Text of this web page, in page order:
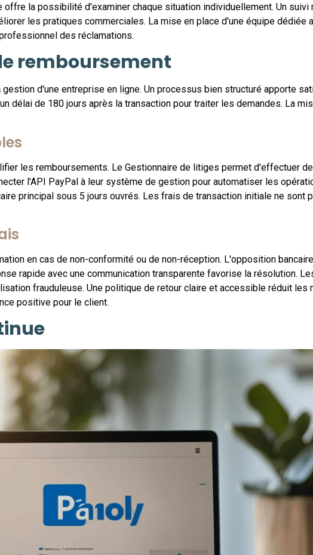
la possibilité d'examiner chaque situation individuellement. Un suivi
les pratiques commerciales. La mise en place d'une équipe dédiée
des réclamations.
remboursement
d'une entreprise en ligne. Un processus bien structuré apporte
délai de 180 jours après la transaction pour traiter les demandes. La
les remboursements. Le Gestionnaire de litiges permet d'effectuer
l'API PayPal à leur système de gestion pour automatiser les
principal sous 5 jours ouvrés. Les frais de transaction initiale ne sont
en cas de non-conformité ou de non-réception. L'opposition
rapide avec une communication transparente favorise la résolution.
frauduleuse. Une politique de retour claire et accessible réduit les
positive pour le client.